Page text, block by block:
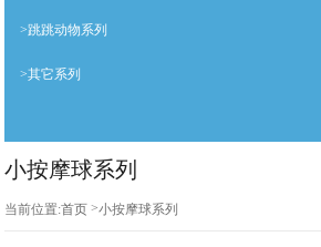
>跳跳动物系列
>其它系列
小按摩球系列
当前位置:首页 >小按摩球系列